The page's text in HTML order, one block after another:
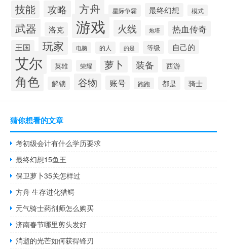
技能 攻略 方舟 星际争霸 最终幻想 模式
武器 洛克 游戏 火线 炮塔 热血传奇
王国 玩家 电脑 的人 的是 等级 自己的
艾尔 英雄 荣耀 萝卜 装备 西游
角色 解锁 谷物 账号 跑跑 都是 骑士
猜你想看的文章
考初级会计有什么学历要求
最终幻想15鱼王
保卫萝卜35关怎样过
方舟 生存进化猎鳄
元气骑士药剂师怎么购买
济南春节哪里剪头发好
消逝的光芒如何获得锋刃